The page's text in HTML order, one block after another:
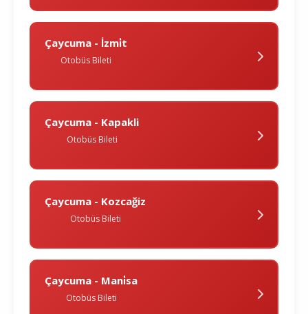
Çaycuma - İzmi̇t
Otobüs Bileti
Çaycuma - Kapakli
Otobüs Bileti
Çaycuma - Kozcağiz
Otobüs Bileti
Çaycuma - Mani̇sa
Otobüs Bileti